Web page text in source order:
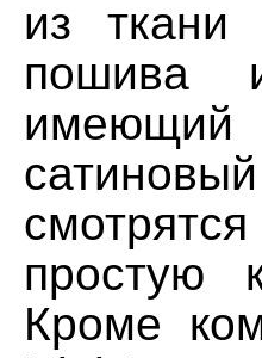
из ткани
пошива
простую
Кроме